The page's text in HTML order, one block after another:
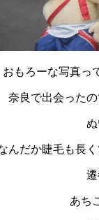
おもろーな写真っ
奈良で出会った
んだか睫毛も長
遷
あち